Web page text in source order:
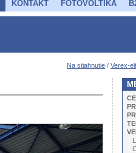
KONTAKT FOTOVOLTIKA
Na stiahnutie / Verex-